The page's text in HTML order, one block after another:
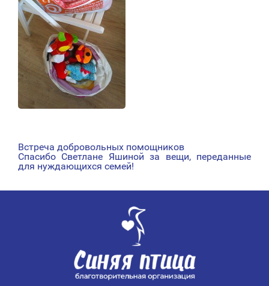
НАВИГАЦИЯ
ПО
Встреча добровольных помощников
Спасибо Светлане Яшиной за вещи, переданные
для нуждающихся семей!